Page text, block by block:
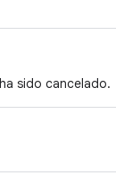
sido cancelado.